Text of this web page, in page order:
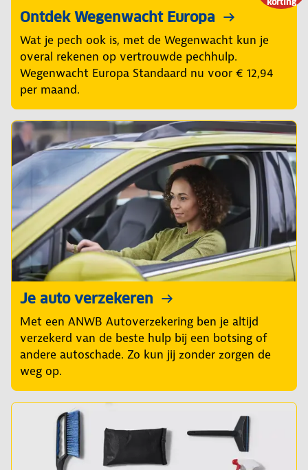
Ontdek Wegenwacht Europa
Wat je pech ook is, met de Wegenwacht kun je
overal rekenen op vertrouwde pechhulp.
Wegenwacht Europa Standaard nu voor € 12,94
per maand.
Je auto verzekeren
Met een ANWB Autoverzekering ben je altijd
verzekerd van de beste hulp bij een botsing of
andere autoschade. Zo kun jij zonder zorgen de
weg op.